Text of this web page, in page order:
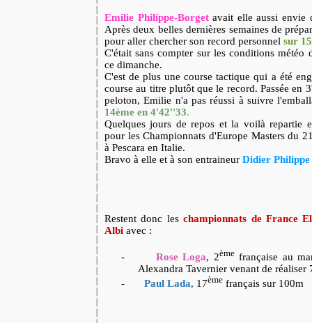
Emilie Philippe-Borgetavait elle aussi envie
Après deux belles dernières semaines de
pour aller chercher son record personnel sur
C'était sans compter sur les conditions
ce dimanche.
C'est de plus une course tactique qui a été
course au titre plutôt que le record. Passée en
peloton, Emilie n'a pas réussi à suivre
14ème en 4'42''33.
Quelques jours de repos et la voilà repartie
pour les Championnats d'Europe Masters du
à Pescara en Italie.
Bravo à elle et à son entraineur Didier Philippe
Restent donc leschampionnats de France
Albi avec :
- Rose Loga, 2èmefrançaise au
Alexandra Tavernier venant de réaliser
-
Paul Lada, 17ème français sur 100m